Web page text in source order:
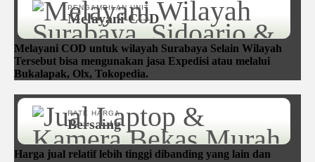
PENGAMBILAN UNIT
Melayani COD
Melayani COD untuk wilayah Surabaya Selain Wilayah
Tersebut bisa mengunakan jasa Expedisi atau melalui
Bukalapak, Olx, Tokopedia.
RATE HARGA
Bersaing
Harga jual relatif lebih tinggi dibanding yang lain dan